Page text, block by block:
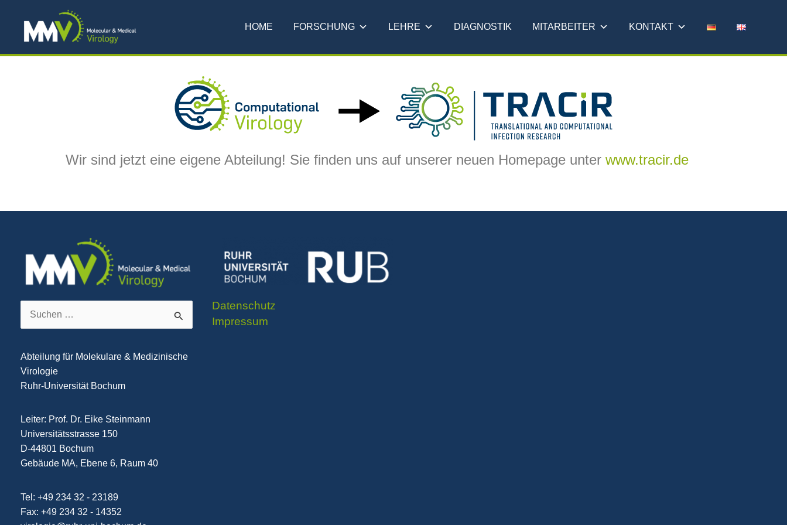
springen
HOME FORSCHUNG LEHRE DIAGNOSTIK MITARBEITER KONTAKT
Wir sind jetzt eine eigene Abteilung! Sie finden uns auf unserer neuen Homepage unter www.tracir.de
Suchen
nach:
Abteilung für Molekulare & Medizinische
Virologie
Ruhr-Universität Bochum
Leiter: Prof. Dr. Eike Steinmann
Universitätsstrasse 150
D-44801 Bochum
Gebäude MA, Ebene 6, Raum 40
Tel: +49 234 32 - 23189
Fax: +49 234 32 - 14352
Datenschutz
Impressum